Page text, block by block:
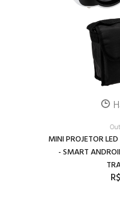
MINI PROJETOR
- SMART